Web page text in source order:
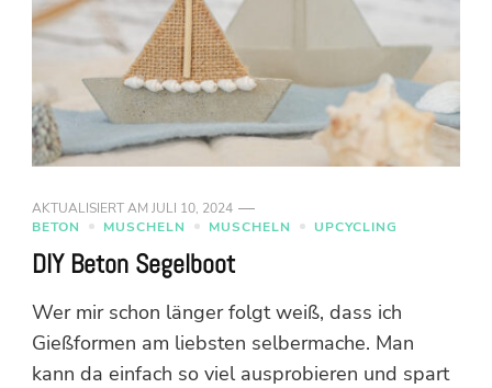
AKTUALISIERT AM JULI 10, 2024
BETON
MUSCHELN MUSCHELN UPCYCLING
DIY Beton Segelboot
Wer mir schon länger folgt weiß, dass ich
Gießformen am liebsten selbermache. Man
kann da einfach so viel ausprobieren und spart